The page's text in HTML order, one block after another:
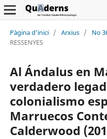
Pàgina d'inici / Arxius / No
RESSENYES
Al Ándalus en
verdadero
colonialismo
Marruecos
Calderwood